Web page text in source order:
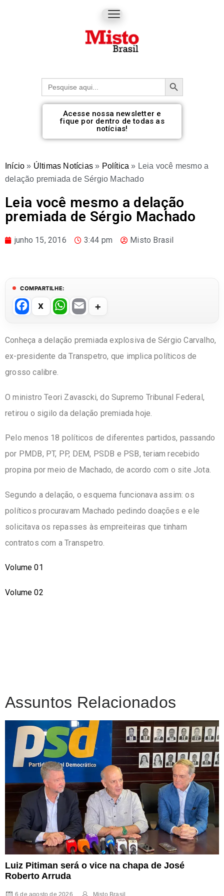
Procurar: Botão de pesquisa
Acesse nossa newsletter e
fique por dentro de todas as
notícias!
Início » Últimas Notícias » Política » Leia você mesmo a
delação premiada de Sérgio Machado
Leia você mesmo a delação
premiada de Sérgio Machado
junho 15, 2016 3:44 pm Misto Brasil
COMPARTILHE:
F
a
c
e
b
o
k
W
h
at
s
A
p
E
ail
Conheça a delação premiada explosiva de Sérgio Carvalho,
ex-presidente da Transpetro, que implica políticos de
grosso calibre.
O ministro Teori Zavascki, do Supremo Tribunal Federal,
retirou o sigilo da delação premiada hoje.
Pelo menos 18 políticos de diferentes partidos, passando
por PMDB, PT, PP, DEM, PSDB e PSB, teriam recebido
propina por meio de Machado, de acordo com o site Jota.
Segundo a delação, o esquema funcionava assim: os
políticos procuravam Machado pedindo doações e ele
solicitava os repasses às empreiteiras que tinham
contratos com a Transpetro.
Volume 01
Volume 02
Assuntos Relacionados
Luiz Pitiman será o vice na chapa de José
Roberto Arruda
6 de agosto de 2026 Misto Brasil